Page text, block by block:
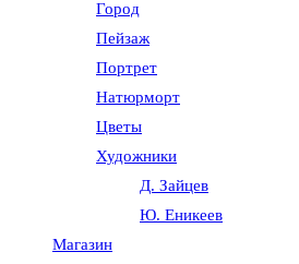
Город
Пейзаж
Портрет
Натюрморт
Цветы
Художники
Д. Зайцев
Ю. Еникеев
Магазин